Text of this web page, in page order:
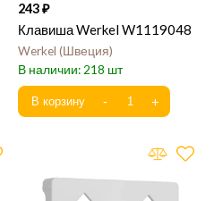
243
Клавиша Werkel W1119048
Werkel Швеция
218